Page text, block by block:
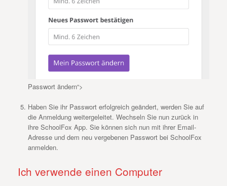
Passwort ändern“>
Haben Sie ihr Passwort erfolgreich geändert, werden Sie auf
die Anmeldung weitergeleitet. Wechseln Sie nun zurück in
ihre SchoolFox App. Sie können sich nun mit ihrer Email-
Adresse und dem neu vergebenen Passwort bei SchoolFox
anmelden.
Ich verwende einen Computer